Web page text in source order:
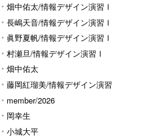
畑中佑太/情報デザイン演習Ⅰ
長嶋天音/情報デザイン演習Ⅰ
眞野夏帆/情報デザイン演習Ⅰ
村瀬旦/情報デザイン演習Ⅰ
畑中佑太
藤岡紅瑠美/情報デザイン演習
Ⅰ member/2026
岡幸生
小城大平